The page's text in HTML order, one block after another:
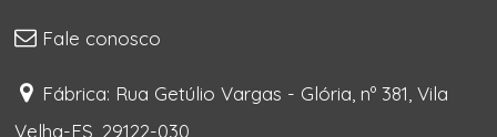
Fale conosco
Fábrica: Rua Getúlio Vargas - Glória, nº 381, Vila
Velha-ES, 29122-030